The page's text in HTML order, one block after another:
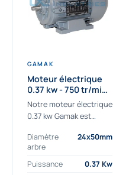
GAMAK
Moteur électrique
0.37 kw - 750 tr/min -
230/400V - IE3
Notre moteur électrique
0.37 kw Gamak est
aux applications
sévères. Nous
déterminons,
Diamètre
arbre
24x50mm
Puissance
0.37 Kw